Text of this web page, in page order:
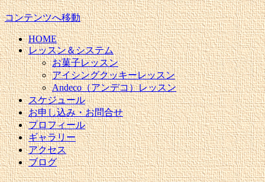
コンテンツへ移動
HOME
レッスン＆システム
お菓子レッスン
アイシングクッキーレッスン
Andeco（アンデコ）レッスン
スケジュール
お申し込み・お問合せ
プロフィール
ギャラリー
アクセス
ブログ